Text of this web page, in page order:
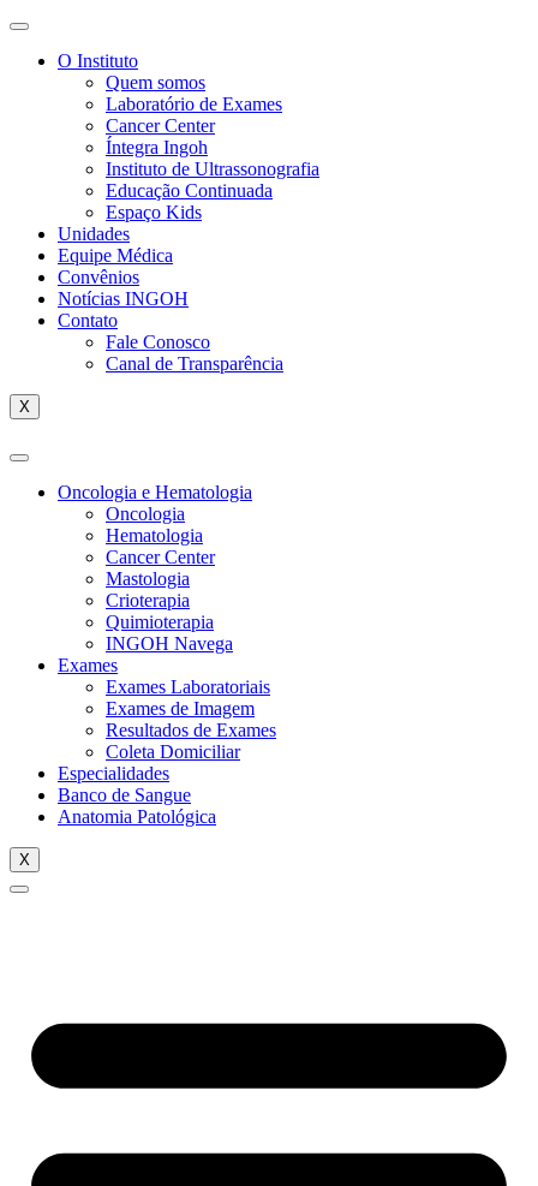
O Instituto
Quem somos
Laboratório de Exames
Cancer Center
Íntegra Ingoh
Instituto de Ultrassonografia
Educação Continuada
Espaço Kids
Unidades
Equipe Médica
Convênios
Notícias INGOH
Contato
Fale Conosco
Canal de Transparência
X
Oncologia e Hematologia
Oncologia
Hematologia
Cancer Center
Mastologia
Crioterapia
Quimioterapia
INGOH Navega
Exames
Exames Laboratoriais
Exames de Imagem
Resultados de Exames
Coleta Domiciliar
Especialidades
Banco de Sangue
Anatomia Patológica
X